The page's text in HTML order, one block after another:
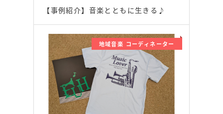
【事例紹介】音楽とともに生きる♪
地域音楽 コーディネーター